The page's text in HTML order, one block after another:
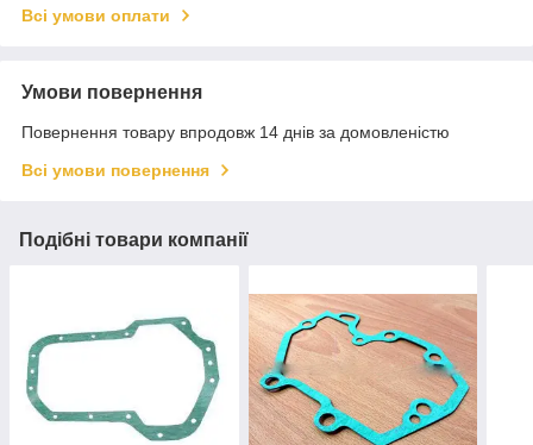
Всі умови оплати
Умови повернення
Повернення товару впродовж 14 днів за домовленістю
Всі умови повернення
Подібні товари компанії